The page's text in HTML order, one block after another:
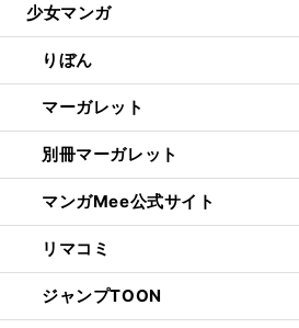
少女マンガ
りぼん
マーガレット
別冊マーガレット
マンガMee公式サイト
リマコミ
ジャンプTOON